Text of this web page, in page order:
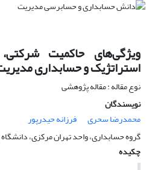
ویژگی‌های حاکمیت
استراتژیک و حسابداری
نوع مقاله : مقاله پژوهشی
نویسندگان
محمدرضا سحری
فرزانه حیدرپور
گروه حسابداری، واحد تهران مرکزی، دانشگاه
چکیده